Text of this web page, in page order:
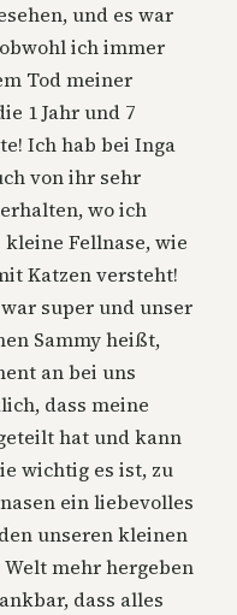
und es war
ich immer
Tod meiner
1 Jahr und 7
Ich hab bei Inga
von ihr sehr
wo ich
Fellnase, wie
Katzen versteht!
super und unser
Sammy heißt,
an bei uns
dass meine
hat und kann
wichtig es ist, zu
ein liebevolles
unseren kleinen
mehr hergeben
dass alles